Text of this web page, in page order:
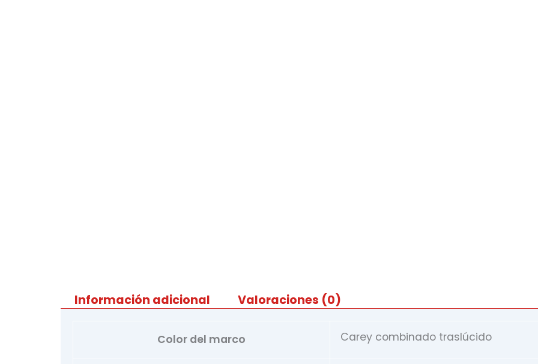
Información adicional Valoraciones (0)
Color del marco Carey combinado traslúcido